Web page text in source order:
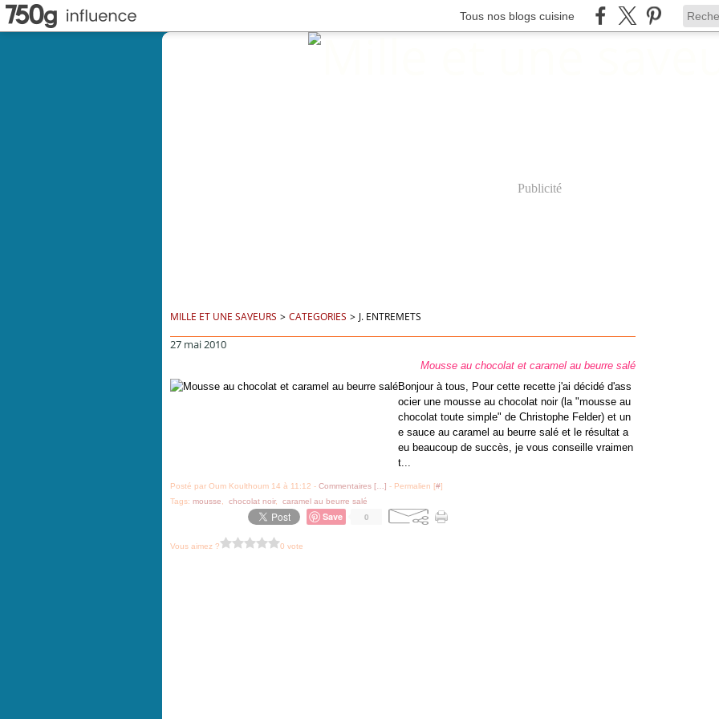
Tous nos blogs cuisine
Publicité
MILLE ET UNE SAVEURS > CATEGORIES > J. ENTREMETS
27 mai 2010
Mousse au chocolat et caramel au beurre salé
Bonjour à tous, Pour cette recette j'ai décidé d'ass
ocier une mousse au chocolat noir (la "mousse au
chocolat toute simple" de Christophe Felder) et un
e sauce au caramel au beurre salé et le résultat a
eu beaucoup de succès, je vous conseille vraimen
t...
Posté par Oum Koulthoum 14 à 11:12 - Commentaires [ ] - Permalien [#]
Tags: mousse chocolat noir, caramel au beurre salé
0
Save
Vous aimez ? 0 vote